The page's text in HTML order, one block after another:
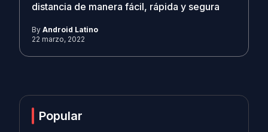
distancia de manera fácil, rápida y segura
By Android Latino
22 marzo, 2022
Popular